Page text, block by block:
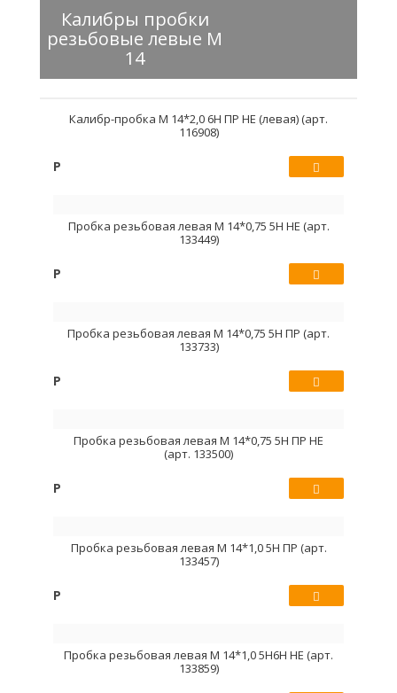
Калибры пробки
резьбовые левые М
14
Калибр-пробка М 14*2,0 6H ПР НЕ (левая) (арт.
116908)
Р
Пробка резьбовая левая М 14*0,75 5Н НЕ (арт.
133449)
Р
Пробка резьбовая левая М 14*0,75 5Н ПР (арт.
133733)
Р
Пробка резьбовая левая М 14*0,75 5Н ПР НЕ
(арт. 133500)
Р
Пробка резьбовая левая М 14*1,0 5Н ПР (арт.
133457)
Р
Пробка резьбовая левая М 14*1,0 5Н6Н НЕ (арт.
133859)